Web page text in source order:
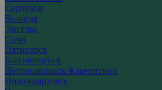
Серпухов
Вологда
Энгельс
Сочи
Пятигорск
Благовещенск
Петропавловск-Камчатский
Нижневартовск